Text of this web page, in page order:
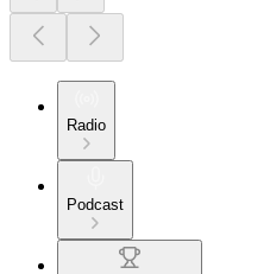
Radio
Podcast